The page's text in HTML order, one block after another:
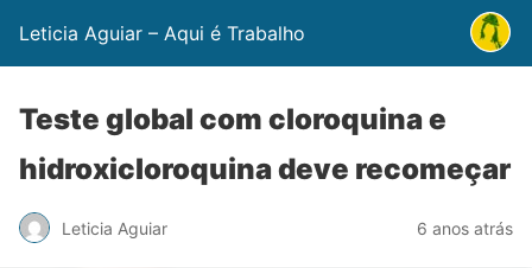
Leticia Aguiar – Aqui é Trabalho
Teste global com cloroquina e
hidroxicloroquina deve recomeçar
Leticia Aguiar 6 anos atrás